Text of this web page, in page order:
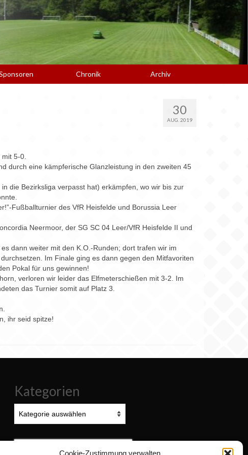
Cookie-Zustimmung verwalten
Chronik Archiv
30
AUG. 2019
5-0.
durch eine kämpferische Glanzleistung in den zweiten 45
die Bezirksliga verpasst hat) erkämpfen, wo wir bis zur
Fußballturnier des VfR Heisfelde und Borussia Leer
Neermoor, der SG SC 04 Leer/VfR Heisfelde II und
dann weiter mit den K.O.-Runden; dort trafen wir im
Im Finale ging es dann gegen den Mitfavoriten
Pokal für uns gewinnen!
verloren wir leider das Elfmeterschießen mit 3-2. Im
das Turnier somit auf Platz 3.
ihr seid spitze!
Kategorien